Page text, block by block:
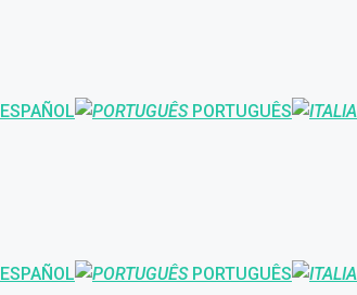
ESPAÑOL PORTUGUÊS
ESPAÑOL PORTUGUÊS